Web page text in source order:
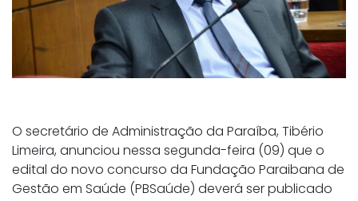
O secretário de Administração da Paraíba, Tibério
Limeira, anunciou nessa segunda-feira (09) que o
edital do novo concurso da Fundação Paraibana de
Gestão em Saúde (PBSaúde) deverá ser publicado